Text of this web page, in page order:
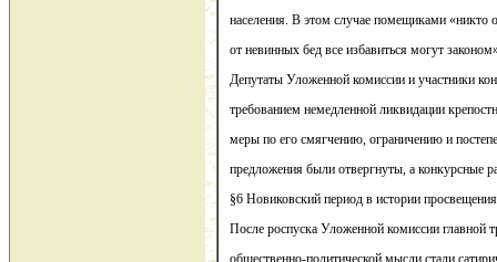
населения. В этом случае помещиками «никто
от невинных бед все избавиться могут
Депутаты Уложенной комиссии и участники
требованием немедленной ликвидации
меры по его смягчению, ограничению и
предложения были отвергнуты, а конкурсные
§6 Новиковский период в истории просвещения
После роспуска Уложенной комиссии главной
общественно-политической мысли стали